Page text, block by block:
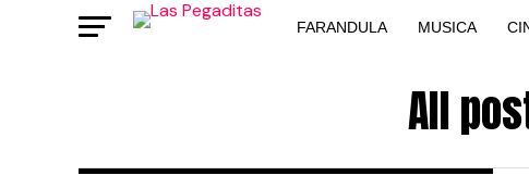
FARANDULA MUSICA
All